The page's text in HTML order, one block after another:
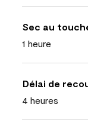
Sec au
1 heure
Délai de
4 heures